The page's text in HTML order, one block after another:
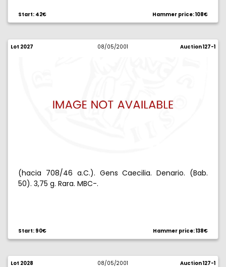
Start: 42€ Hammer price: 108€
Lot 2027 08/05/2001 Auction 127-1
(hacia 708/46 a.C.). Gens Caecilia. Denario. (Bab.
50). 3,75 g. Rara. MBC-.
Start: 90€ Hammer price: 138€
Lot 2028 08/05/2001 Auction 127-1